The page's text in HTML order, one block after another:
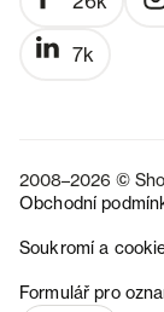
7k
2008–2026 ©
Obchodní
Soukromí a
Formulář pro